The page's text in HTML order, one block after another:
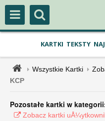
KARTKI TEKSTY
Wszystkie Kartki
KCP
Pozostałe kartki w
Zobacz kartki